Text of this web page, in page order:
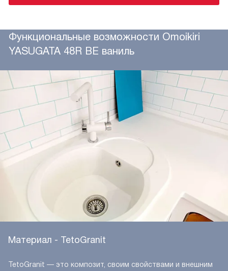
Функциональные возможности Omoikiri
YASUGATA 48R BE ваниль
Материал - TetoGranit
TetoGranit — это композит, своим свойствами и внешним